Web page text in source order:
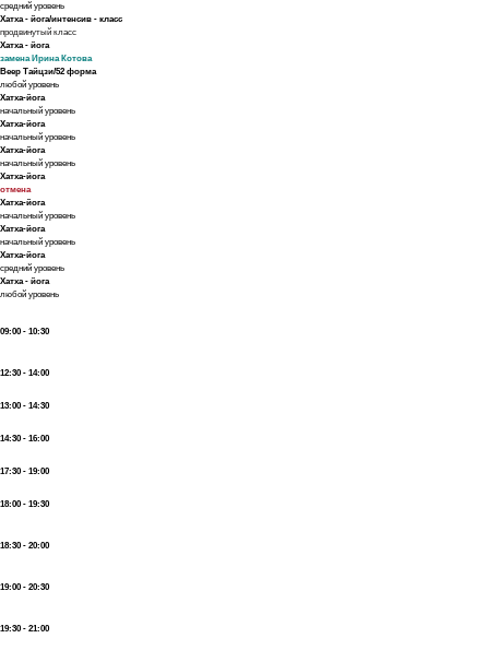
средний уровень
Хатха - йога/интенсив - класс
продвинутый класс
Хатха - йога
замена Ирина Котова
Веер Тайцзи/52 форма
любой уровень
Хатха-йога
начальный уровень
Хатха-йога
начальный уровень
Хатха-йога
начальный уровень
Хатха-йога
отмена
Хатха-йога
начальный уровень
Хатха-йога
начальный уровень
Хатха-йога
средний уровень
Хатха - йога
любой уровень
09:00 - 10:30
12:30 - 14:00
13:00 - 14:30
14:30 - 16:00
17:30 - 19:00
18:00 - 19:30
18:30 - 20:00
19:00 - 20:30
19:30 - 21:00